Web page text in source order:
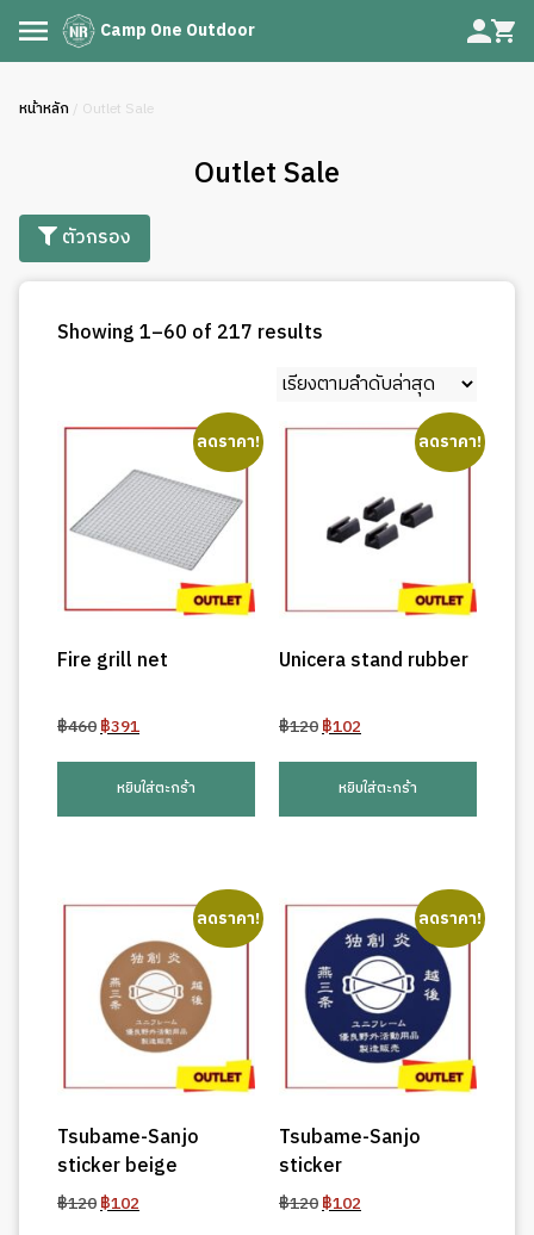
Camp One Outdoor
หน้าหลัก / Outlet Sale
Outlet Sale
ตัวกรอง
Showing 1–60 of 217 results
latest
ลดราคา!
Fire grill net
฿460Original
฿460.
฿391Current
is:
฿391.
หยิบใส่ตะกร้า
ลดราคา!
Unicera stand rubber
฿120Original
฿120.
฿102
is:
฿102.
หยิบใส่ตะกร้า
ลดราคา!
Tsubame-Sanjo
sticker beige
฿120Original
฿102
ลดราคา!
Tsubame-Sanjo
sticker
฿120Original
฿102